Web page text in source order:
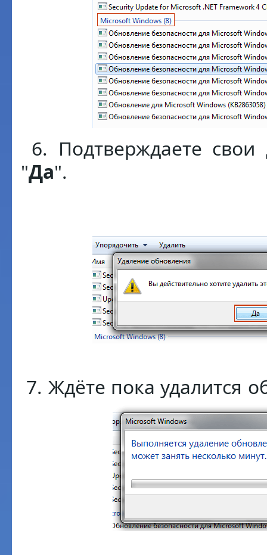
6. Подтверждаете свои
"Да".
7. Ждёте пока удалится